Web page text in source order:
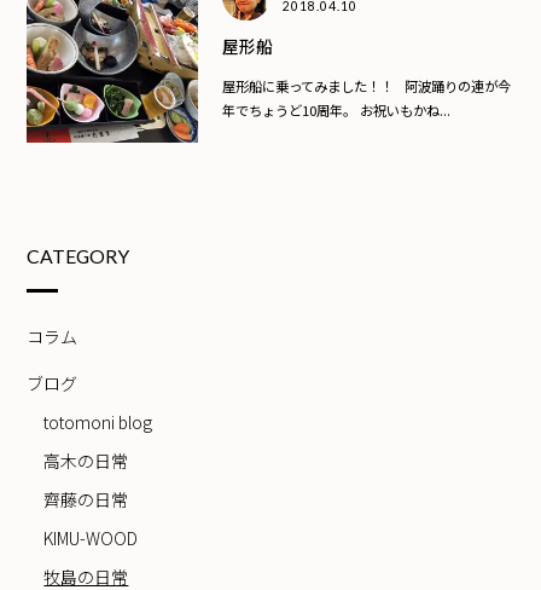
2018.04.10
屋形船
屋形船に乗ってみました！！ 阿波踊りの連が今
年でちょうど10周年。 お祝いもかね...
CATEGORY
コラム
ブログ
totomoni blog
高木の日常
齊藤の日常
KIMU-WOOD
牧島の日常